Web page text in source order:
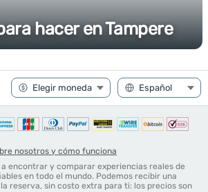
hacer en Tampere
nosotros y cómo funciona
encontrar y comparar experiencias reales de
en todo el mundo. Podemos recibir una
reserva, sin costo extra para ti: los precios son